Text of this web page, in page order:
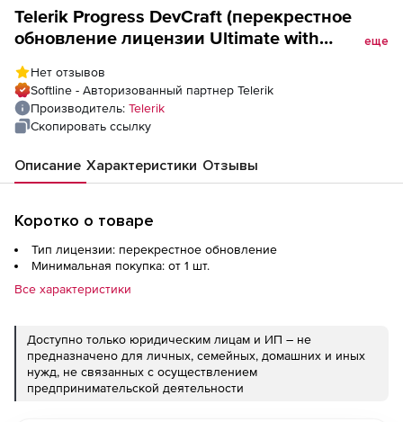
Telerik Progress DevCraft (перекрестное
обновление лицензии Ultimate with
from JustMock Developer License
еще
Нет отзывов
Softline - Авторизованный партнер Telerik
Производитель: Telerik
Скопировать ссылку
Описание Характеристики Отзывы
Коротко о товаре
Тип лицензии: перекрестное обновление
Минимальная покупка: от 1 шт.
Все характеристики
Доступно только юридическим лицам и ИП – не
предназначено для личных, семейных, домашних и иных
нужд, не связанных с осуществлением
предпринимательской деятельности